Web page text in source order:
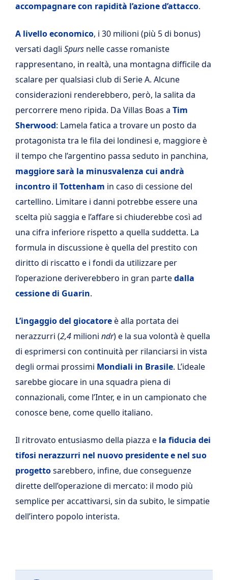
accompagnare con rapidità l’azione d’attacco.
A livello economico, i 30 milioni (più 5 di bonus)
versati dagli Spurs nelle casse romaniste
rappresentano, in realtà, una montagna difficile da
scalare per qualsiasi club di Serie A. Alcune
considerazioni renderebbero, però, la salita da
percorrere meno ripida. Da Villas Boas a Tim
Sherwood: Lamela fatica a trovare un posto da
protagonista tra le fila dei londinesi e, maggiore è
il tempo che l’argentino passa seduto in panchina,
maggiore sarà la minusvalenza cui andrà
incontro il Tottenham in caso di cessione del
cartellino. Limitare i danni potrebbe essere una
scelta più saggia e l’affare si chiuderebbe così ad
una cifra inferiore rispetto a quella suddetta. La
formula in discussione è quella del prestito con
diritto di riscatto e i fondi da utilizzare per
l’operazione deriverebbero in gran partedalla
cessione di Guarin.
L’ingaggio del giocatoreè alla portata dei
nerazzurri (2,4 milioni ndr) e la sua volontà è quella
di esprimersi con continuità per rilanciarsi in vista
degli ormai prossimi Mondiali in Brasile. L’ideale
sarebbe giocare in una squadra piena di
connazionali, come l’Inter, e in un campionato che
conosce bene, come quello italiano.
Il ritrovato entusiasmo della piazza e la fiducia dei
tifosi nerazzurri nel nuovo presidente e nel suo
progettosarebbero, infine, due conseguenze
dirette dell’operazione di mercato: il modo più
semplice per accattivarsi, sin da subito, le simpatie
dell’intero popolo interista.